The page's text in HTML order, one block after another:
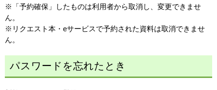
※「予約確保」したものは利用者から取消し、変更できませ
ん。
※リクエスト本・eサービスで予約された資料は取消できませ
ん。
パスワードを忘れたとき